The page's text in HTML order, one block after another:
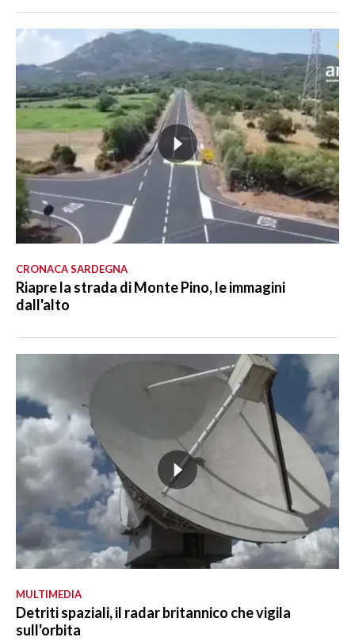
CRONACA SARDEGNA
Riapre la strada di Monte Pino, le immagini
dall'alto
MULTIMEDIA
Detriti spaziali, il radar britannico che vigila
sull'orbita